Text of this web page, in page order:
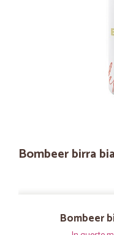
Bombeer birra
Bombeer